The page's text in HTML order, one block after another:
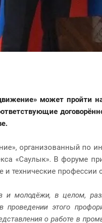
может пройти
организованный по
«Саулык». В форуме
технические
и молодёжи, в целом,
этого
о работе в